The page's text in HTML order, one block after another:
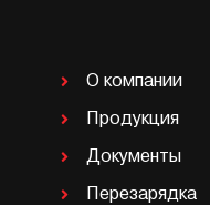
О компании
Продукция
Документы
Перезарядка